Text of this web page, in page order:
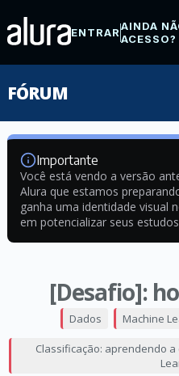
ENTRARAINDA
ACESSO?
FÓRUM
Importante
Você está vendo a versão
Alura que estamos
ganha uma identidade visual
em potencializar seus
[Desafio]:
Dados Machine
Classificação: aprendendo